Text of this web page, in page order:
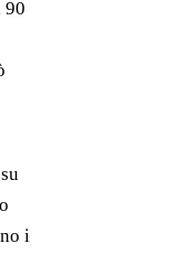
90
i